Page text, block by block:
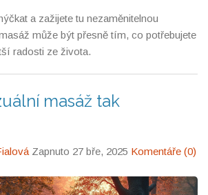
a zažijete tu nezaměnitelnou
může být přesně tím, co potřebujete
radosti ze života.
masáž tak
Zapnuto 27 bře, 2025 Komentáře (0)